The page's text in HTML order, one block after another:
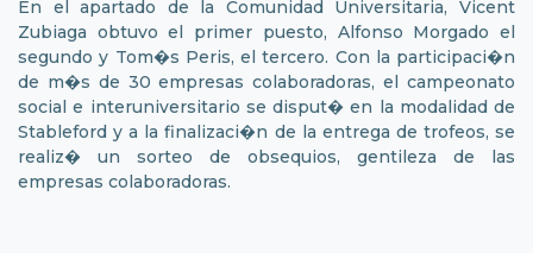
En el apartado de la Comunidad Universitaria, Vicent
Zubiaga obtuvo el primer puesto, Alfonso Morgado el
segundo y Tom�s Peris, el tercero. Con la participaci�n
de m�s de 30 empresas colaboradoras, el campeonato
social e interuniversitario se disput� en la modalidad de
Stableford y a la finalizaci�n de la entrega de trofeos, se
realiz� un sorteo de obsequios, gentileza de las
empresas colaboradoras.